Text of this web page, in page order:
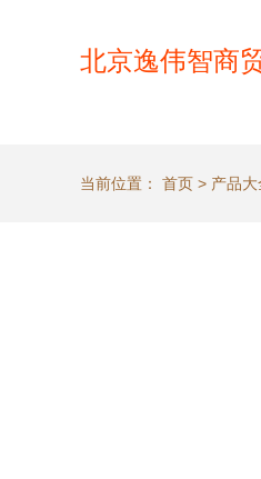
北京逸伟智商
当前位置： 首页 > 产品大